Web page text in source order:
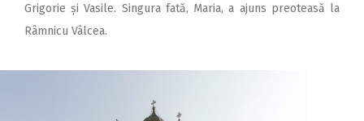
Grigorie și Vasile. Singura fată, Maria, a ajuns preoteasă la
Râmnicu Vâlcea.